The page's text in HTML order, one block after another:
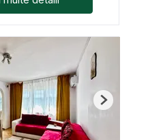
Next